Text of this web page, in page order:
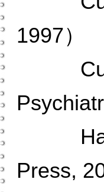
1997）
Press,